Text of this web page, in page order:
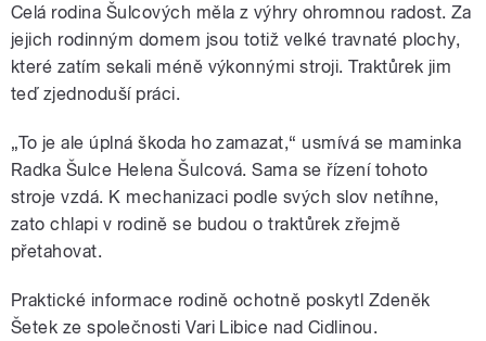
Celá rodina Šulcových měla z výhry ohromnou radost. Za
jejich rodinným domem jsou totiž velké travnaté plochy,
které zatím sekali méně výkonnými stroji. Traktůrek jim
teď zjednoduší práci.
„To je ale úplná škoda ho zamazat,“ usmívá se maminka
Radka Šulce Helena Šulcová. Sama se řízení tohoto
stroje vzdá. K mechanizaci podle svých slov netíhne,
zato chlapi v rodině se budou o traktůrek zřejmě
přetahovat.
Praktické informace rodině ochotně poskytl Zdeněk
Šetek ze společnosti Vari Libice nad Cidlinou.